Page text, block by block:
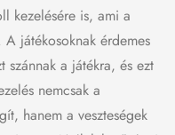
kezelésére is, ami a
játékosoknak érdemes
szánnak a játékra, és ezt
nemcsak a
hanem a veszteségek